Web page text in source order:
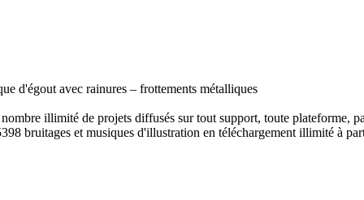
d'égout avec rainures – frottements métalliques
illimité de projets diffusés sur tout support, toute plateforme,
bruitages et musiques d'illustration en téléchargement illimité à